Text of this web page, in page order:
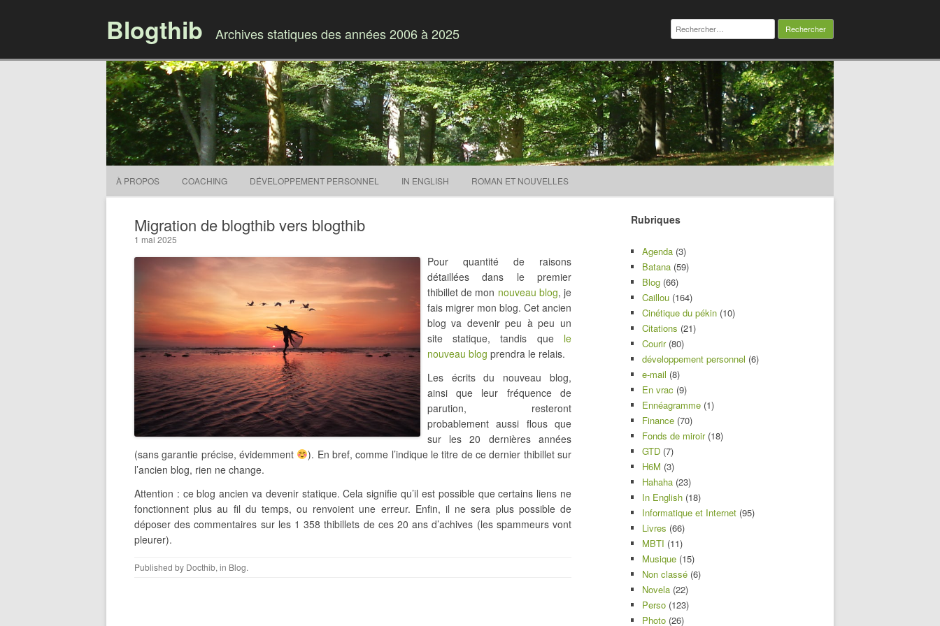
Blogthib Archives statiques des années 2006 à 2025
Rechercher :
À PROPOS COACHING DÉVELOPPEMENT PERSONNEL IN ENGLISH ROMAN ET NOUVELLES
Migration de blogthib vers blogthib
1 mai 2025
Pour quantité de raisons
détaillées dans le premier
thibillet de mon nouveau blog, je
fais migrer mon blog. Cet ancien
blog va devenir peu à peu un
site statique, tandis que le
nouveau blog prendra le relais.
Les écrits du nouveau blog,
ainsi que leur fréquence de
parution, resteront
probablement aussi flous que
sur les 20 dernières années
(sans garantie précise, évidemment
).​ En bref, comme l’indique le titre de ce dernier thibillet sur
l’ancien blog, rien ne change.
Attention : ce blog ancien va devenir statique. Cela signifie qu’il est possible que certains liens ne
fonctionnent plus au fil du temps, ou renvoient une erreur. Enfin, il ne sera plus possible de
déposer des commentaires sur les 1 358 thibillets de ces 20 ans d’achives (les spammeurs vont
pleurer).
Published by Docthib, in Blog.
Rubriques
Agenda (3)
Batana (59)
Blog (66)
Caillou (164)
Cinétique du pékin (10)
Citations (21)
Courir(80)
développement personnel (6)
e-mail (8)
En vrac (9)
Ennéagramme (1)
Finance (70)
Fonds de miroir(18)
GTD (7)
H6M (3)
Hahaha (23)
In English (18)
Informatique et Internet (95)
Livres (66)
MBTI (11)
Musique (15)
Non classé (6)
Novela (22)
Perso (123)
Photo (26)